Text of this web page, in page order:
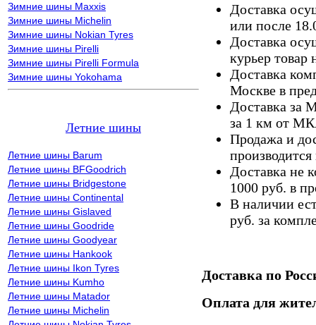
Зимние шины Maxxis
Зимние шины Michelin
Зимние шины Nokian Tyres
Зимние шины Pirelli
Зимние шины Pirelli Formula
Зимние шины Yokohama
Летние шины
Летние шины Barum
Летние шины BFGoodrich
Летние шины Bridgestone
Летние шины Continental
Летние шины Gislaved
Летние шины Goodride
Летние шины Goodyear
Летние шины Hankook
Летние шины Ikon Tyres
Летние шины Kumho
Летние шины Matador
Летние шины Michelin
Доставка
или после
Доставка
курьер товар
Доставка
Москве в
Доставка за
за 1 км от
Продажа и
Доставка не
1000 руб. в
В наличии
руб. за
Доставка по
Оплата для